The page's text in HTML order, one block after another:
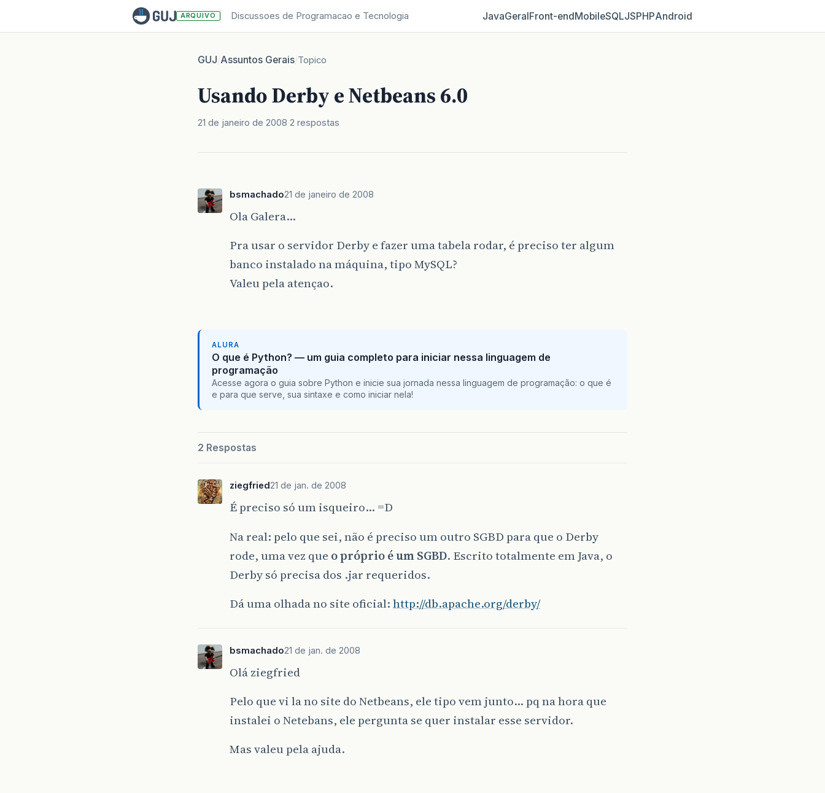
ARQUIVO Discussoes de Programacao e Tecnologia JavaGeralFront‑endMobileSQLJSPHPAndroid
GUJ/Assuntos Gerais/Topico
Usando Derby e Netbeans 6.0
21 de janeiro de 2008 2 respostas
bsmachado21 de janeiro de 2008
Ola Galera…
Pra usar o servidor Derby e fazer uma tabela rodar, é preciso ter algum
banco instalado na máquina, tipo MySQL?
Valeu pela atençao.
ALURA
O que é Python? — um guia completo para iniciar nessa linguagem de
programação
Acesse agora o guia sobre Python e inicie sua jornada nessa linguagem de programação: o que é
e para que serve, sua sintaxe e como iniciar nela!
2 Respostas
ziegfried21 de jan. de 2008
É preciso só um isqueiro… =D
Na real: pelo que sei, não é preciso um outro SGBD para que o Derby
rode, uma vez que o próprio é um SGBD. Escrito totalmente em Java, o
Derby só precisa dos .jar requeridos.
Dá uma olhada no site oficial:http://db.apache.org/derby/
bsmachado21 de jan. de 2008
Olá ziegfried
Pelo que vi la no site do Netbeans, ele tipo vem junto… pq na hora que
instalei o Netebans, ele pergunta se quer instalar esse servidor.
Mas valeu pela ajuda.